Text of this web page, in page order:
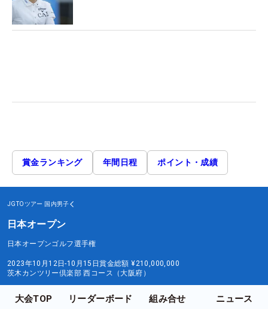
賞金ランキング 年間日程 ポイント・成績
JGTOツアー 国内男子
日本オープン
日本オープンゴルフ選手権
2023年10月12日-10月15日賞金総額 ¥210,000,000
茨木カンツリー倶楽部 西コース（大阪府）
大会TOP リーダーボード 組み合せ ニュース